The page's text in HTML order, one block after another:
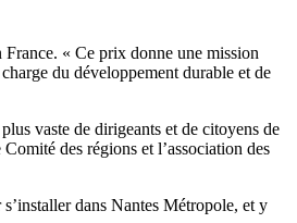
France. « Ce prix donne une mission
du développement durable et de
vaste de dirigeants et de citoyens de
des régions et l’association des
dans Nantes Métropole, et y